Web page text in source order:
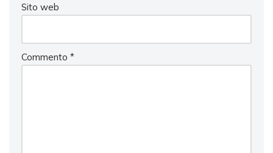
Sito web
Commento *